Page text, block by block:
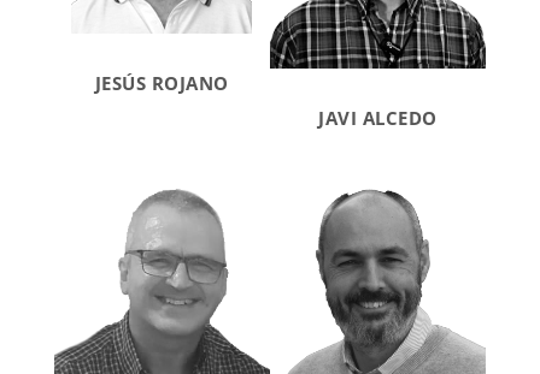
JESÚS ROJANO
JAVI ALCEDO